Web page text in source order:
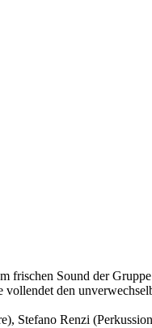
frischen Sound der
vollendet den
Stefano Renzi